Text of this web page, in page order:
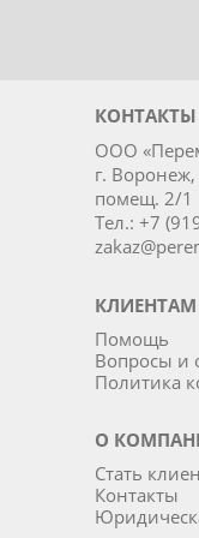
КОНТАКТЫ
ООО
г.
помещ. 2/1
Тел.: +7
КЛИЕНТАМ
Помощь
Вопросы и
Политика
О
Стать
Контакты